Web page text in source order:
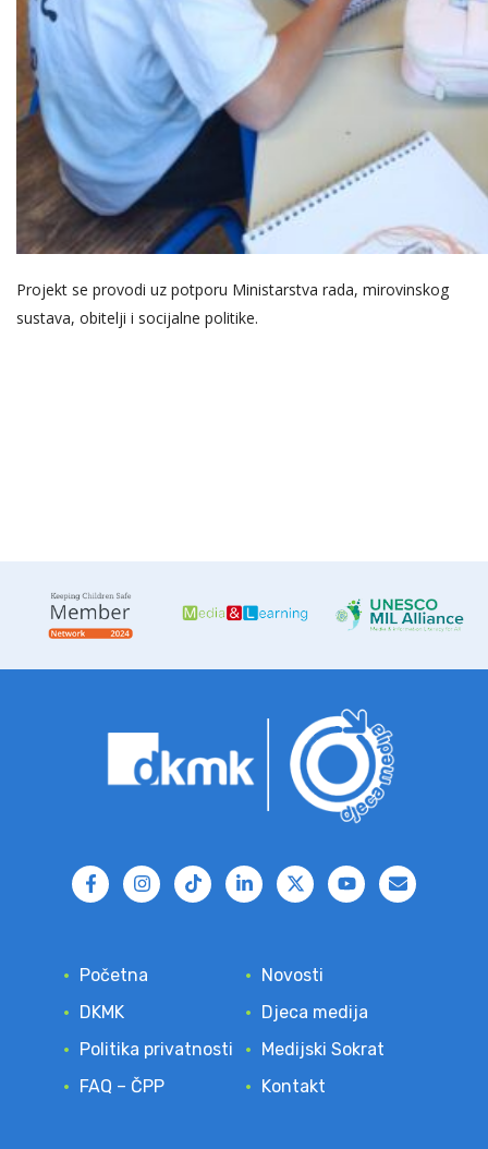
Projekt se provodi uz potporu Ministarstva rada, mirovinskog
sustava, obitelji i socijalne politike.
Početna
Novosti
DKMK
Djeca medija
Politika privatnosti
Medijski Sokrat
FAQ – ČPP
Kontakt